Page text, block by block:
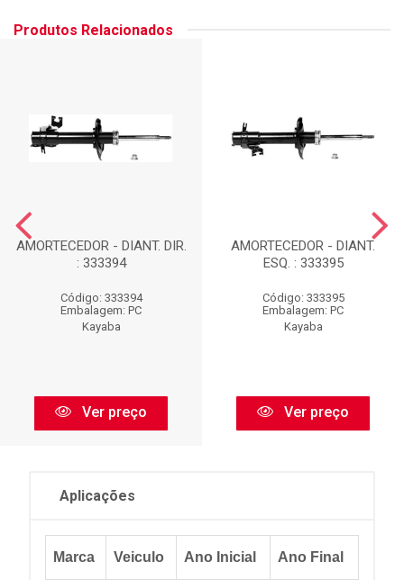
Produtos Relacionados
AMORTECEDOR - DIANT. DIR.
: 333394
Código: 333394
Embalagem: PC
Kayaba
Ver preço
AMORTECEDOR - DIANT.
ESQ. : 333395
Código: 333395
Embalagem: PC
Kayaba
Ver preço
Aplicações
Marca Veiculo Ano Inicial Ano Final